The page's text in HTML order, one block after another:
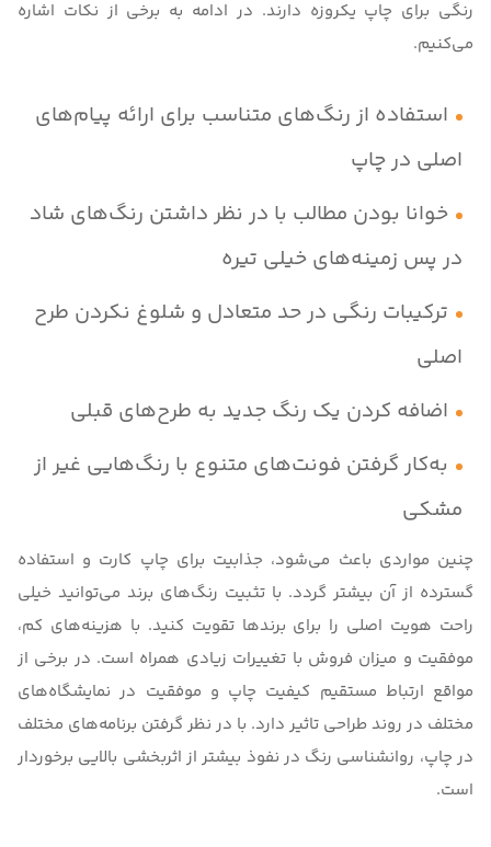
رنگی برای چاپ یکروزه دارند. در ادامه به برخی از نکات اشاره
می‌کنیم.
استفاده از رنگ‌های متناسب برای ارائه پیام‌های
اصلی در چاپ
خوانا بودن مطالب با در نظر داشتن رنگ‌های شاد
در پس زمینه‌های خیلی تیره
ترکیبات رنگی در حد متعادل و شلوغ نکردن طرح
اصلی
اضافه کردن یک رنگ جدید به طرح‌های قبلی
به‌کار گرفتن فونت‌های متنوع با رنگ‌هایی غیر از
مشکی
چنین مواردی باعث می‌شود، جذابیت برای چاپ کارت و استفاده
گسترده از آن بیشتر گردد. با تثبیت رنگ‌های برند می‌توانید خیلی
راحت هویت اصلی را برای برندها تقویت کنید. با هزینه‌های کم،
موفقیت و میزان فروش با تغییرات زیادی همراه است. در برخی از
مواقع ارتباط مستقیم کیفیت چاپ و موفقیت در نمایشگاه‌های
مختلف در روند طراحی تاثیر دارد. با در نظر گرفتن برنامه‌های مختلف
در چاپ، روانشناسی رنگ در نفوذ بیشتر از اثربخشی بالایی برخوردار
است.